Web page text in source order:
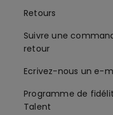
Retours
Suivre une
retour
Ecrivez-nous un e-
Programme de
Talent